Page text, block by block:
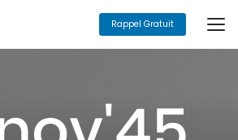
Rappel Gratuit